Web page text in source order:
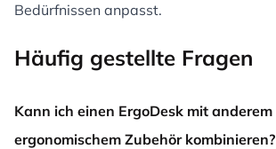
Bedürfnissen anpasst.
Häufig gestellte Fragen
Kann ich einen ErgoDesk mit anderem
ergonomischem Zubehör kombinieren?